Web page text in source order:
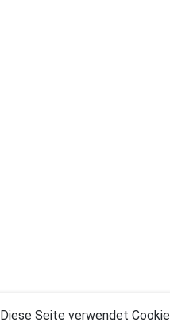
Diese Seite verwendet